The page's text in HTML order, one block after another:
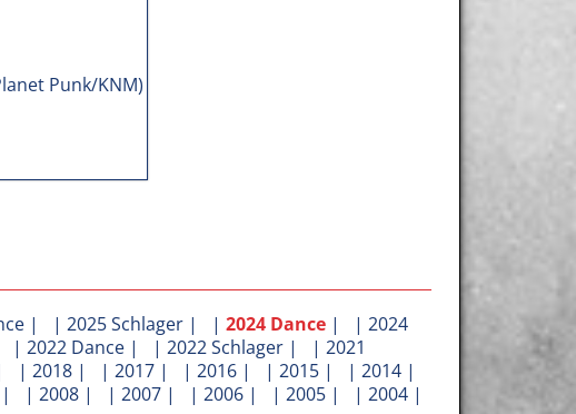
| | 2025 Schlager | | 2024 Dance | | 2024
| 2022 Dance | | 2022 Schlager | | 2021
| 2018 | | 2017 | | 2016 | | 2015 | | 2014 |
| | 2008 | | 2007 | | 2006 | | 2005 | | 2004 |